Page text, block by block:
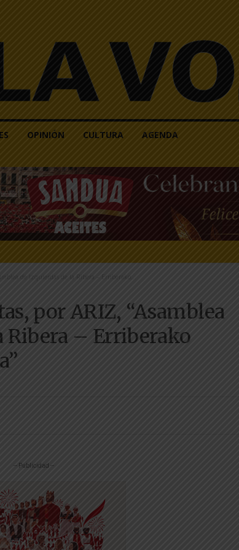
OPINIÓN CULTURA AGENDA
de Izquierdas de la Ribera – Erriberako...
por ARIZ, “Asamblea
Ribera – Erriberako
-- Publicidad --